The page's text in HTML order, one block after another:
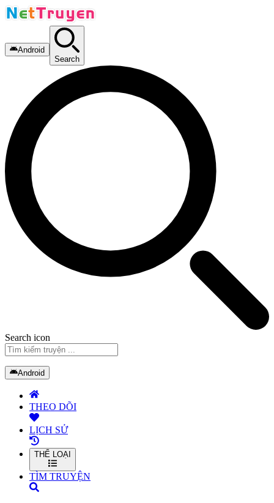
Android
Search
Search icon
Android
THEO DÕI
LỊCH SỬ
THỂ LOẠI
TÌM TRUYỆN